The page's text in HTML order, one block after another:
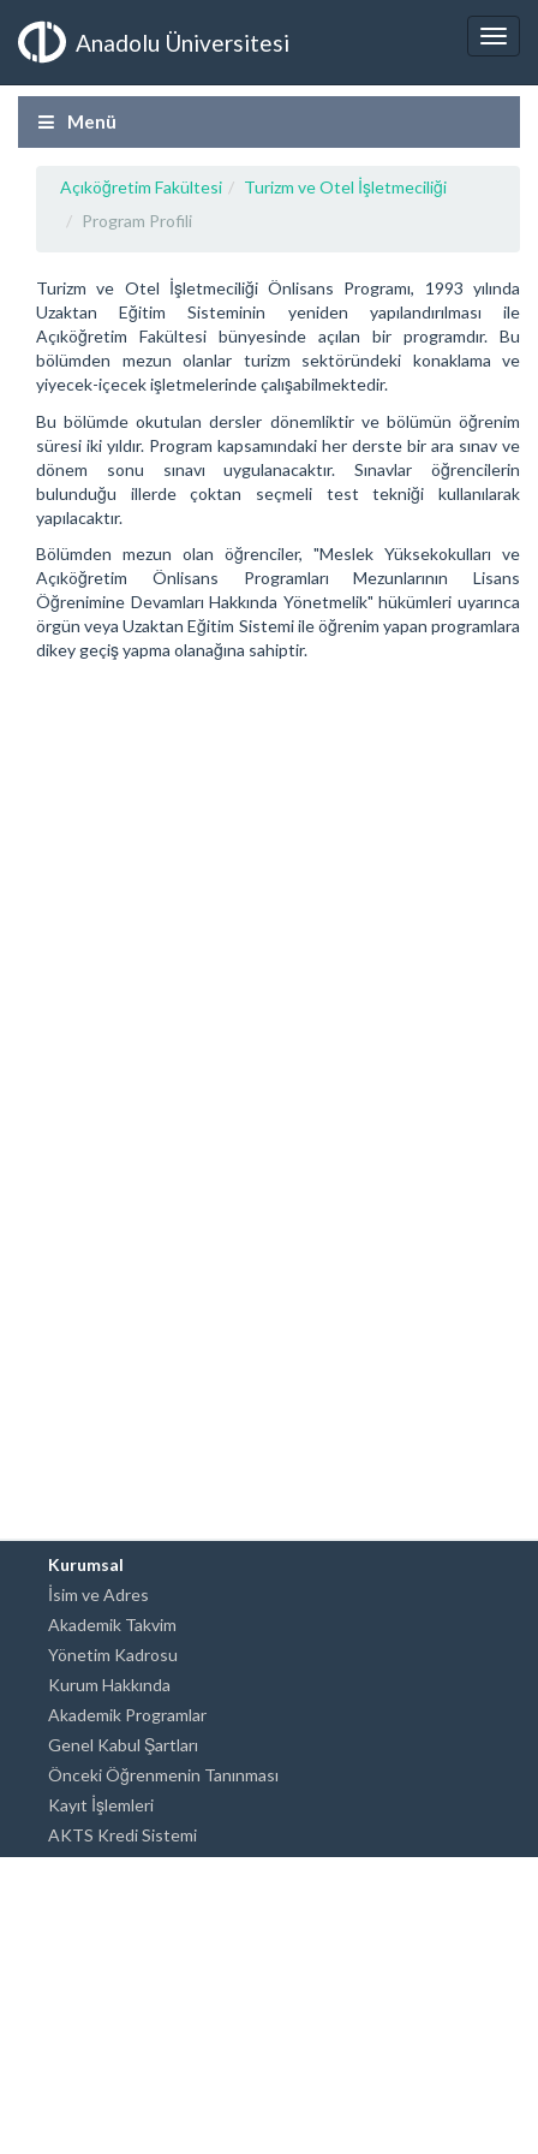
Anadolu Üniversitesi
Menü
Açıköğretim Fakültesi
Turizm ve Otel İşletmeciliği
Program Profili
Turizm ve Otel İşletmeciliği Önlisans Programı, 1993 yılında
Uzaktan Eğitim Sisteminin yeniden yapılandırılması ile
Açıköğretim Fakültesi bünyesinde açılan bir programdır. Bu
bölümden mezun olanlar turizm sektöründeki konaklama ve
yiyecek-içecek işletmelerinde çalışabilmektedir.
Bu bölümde okutulan dersler dönemliktir ve bölümün öğrenim
süresi iki yıldır. Program kapsamındaki her derste bir ara sınav ve
dönem sonu sınavı uygulanacaktır. Sınavlar öğrencilerin
bulunduğu illerde çoktan seçmeli test tekniği kullanılarak
yapılacaktır.
Bölümden mezun olan öğrenciler, "Meslek Yüksekokulları ve
Açıköğretim Önlisans Programları Mezunlarının Lisans
Öğrenimine Devamları Hakkında Yönetmelik" hükümleri uyarınca
örgün veya Uzaktan Eğitim Sistemi ile öğrenim yapan programlara
dikey geçiş yapma olanağına sahiptir.
Kurumsal
İsim ve Adres
Akademik Takvim
Yönetim Kadrosu
Kurum Hakkında
Akademik Programlar
Genel Kabul Şartları
Önceki Öğrenmenin Tanınması
Kayıt İşlemleri
AKTS Kredi Sistemi